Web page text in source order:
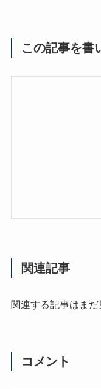
この記事を書
関連記事
関連する記事はまだ
コメント